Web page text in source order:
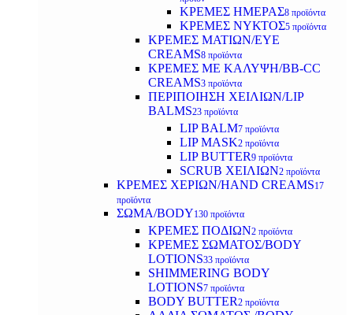
ΚΡΕΜΕΣ ΗΜΕΡΑΣ8 προϊόντα
ΚΡΕΜΕΣ ΝΥΚΤΟΣ5 προϊόντα
ΚΡΕΜΕΣ ΜΑΤΙΩΝ/EYE
CREAMS8 προϊόντα
ΚΡΕΜΕΣ ΜΕ ΚΑΛΥΨΗ/BB-CC
CREAMS3 προϊόντα
ΠΕΡΙΠΟΙΗΣΗ ΧΕΙΛΙΩΝ/LIP
BALMS23 προϊόντα
LIP BALM7 προϊόντα
LIP MASK2 προϊόντα
LIP BUTTER9 προϊόντα
SCRUB ΧΕΙΛΙΩΝ2 προϊόντα
ΚΡΕΜΕΣ ΧΕΡΙΩΝ/HAND CREAMS17
προϊόντα
ΣΩΜΑ/BODY130 προϊόντα
ΚΡΕΜΕΣ ΠΟΔΙΩΝ2 προϊόντα
ΚΡΕΜΕΣ ΣΩΜΑΤΟΣ/BODY
LOTIONS33 προϊόντα
SHIMMERING BODY
LOTIONS7 προϊόντα
BODY BUTTER2 προϊόντα